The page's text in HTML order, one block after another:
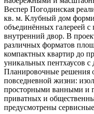
Веспер Погодинская
кв. м. Клубный дом
объединённых галереей
внутренний двор. В
различных форматов
компактных квартир до
уникальных пентхаусов
Планировочные решения
повседневной жизни:
просторными ванными и
приватных и
предусмотрены